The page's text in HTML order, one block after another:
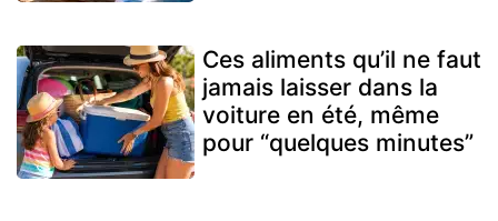
Ces aliments qu’il ne faut
jamais laisser dans la
voiture en été, même
pour “quelques minutes”